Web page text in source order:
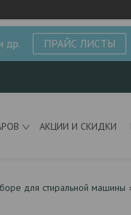
др. ПРАЙС ЛИСТЫ
АКЦИИ И СКИДКИ
для стиральной машины